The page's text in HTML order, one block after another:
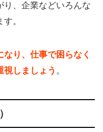
り、企業などいろんな
。
り、仕事で困らなく
視しましょう 。